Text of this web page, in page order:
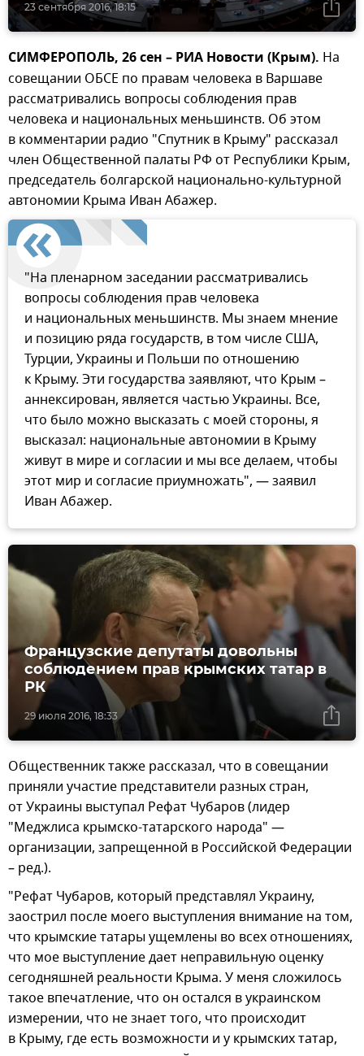
23 сентября 2016, 18:15
СИМФЕРОПОЛЬ, 26 сен – РИА Новости (Крым). На
совещании ОБСЕ по правам человека в Варшаве
рассматривались вопросы соблюдения прав
человека и национальных меньшинств. Об этом
в комментарии радио "Спутник в Крыму" рассказал
член Общественной палаты РФ от Республики Крым,
председатель болгарской национально-культурной
автономии Крыма Иван Абажер.
"На пленарном заседании рассматривались
вопросы соблюдения прав человека
и национальных меньшинств. Мы знаем мнение
и позицию ряда государств, в том числе США,
Турции, Украины и Польши по отношению
к Крыму. Эти государства заявляют, что Крым –
аннексирован, является частью Украины. Все,
что было можно высказать с моей стороны, я
высказал: национальные автономии в Крыму
живут в мире и согласии и мы все делаем, чтобы
этот мир и согласие приумножать", — заявил
Иван Абажер.
29 июля 2016, 18:33
Французские депутаты довольны
соблюдением прав крымских татар в
РК
Общественник также рассказал, что в совещании
приняли участие представители разных стран,
от Украины выступал Рефат Чубаров (лидер
"Меджлиса крымско-татарского народа" —
организации, запрещенной в Российской Федерации
– ред.).
"Рефат Чубаров, который представлял Украину,
заострил после моего выступления внимание на том,
что крымские татары ущемлены во всех отношениях,
что мое выступление дает неправильную оценку
сегодняшней реальности Крыма. У меня сложилось
такое впечатление, что он остался в украинском
измерении, что не знает того, что происходит
в Крыму, где есть возможности и у крымских татар,